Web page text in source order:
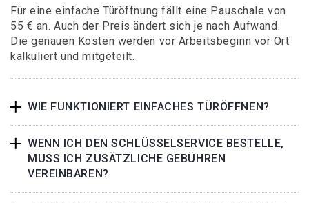
Für eine einfache Türöffnung fällt eine Pauschale von
55 € an. Auch der Preis ändert sich je nach Aufwand.
Die genauen Kosten werden vor Arbeitsbeginn vor Ort
kalkuliert und mitgeteilt.
WIE FUNKTIONIERT EINFACHES TÜRÖFFNEN?
WENN ICH DEN SCHLÜSSELSERVICE BESTELLE,
MUSS ICH ZUSÄTZLICHE GEBÜHREN
VEREINBAREN?